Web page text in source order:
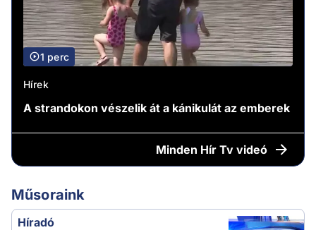
1 perc
Hírek
A strandokon vészelik át a kánikulát az emberek
Minden Hír Tv videó
Műsoraink
Híradó